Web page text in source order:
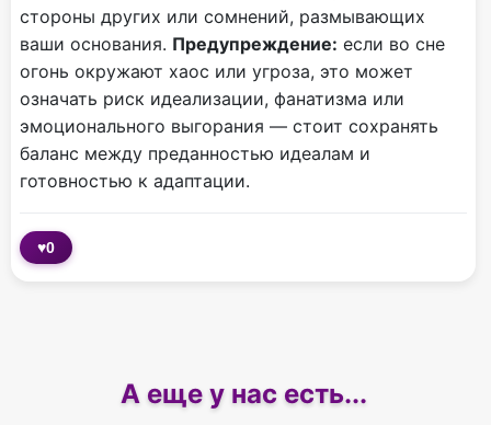
стороны других или сомнений, размывающих
ваши основания. Предупреждение: если во сне
огонь окружают хаос или угроза, это может
означать риск идеализации, фанатизма или
эмоционального выгорания — стоит сохранять
баланс между преданностью идеалам и
готовностью к адаптации.
♥0
А еще у нас есть...